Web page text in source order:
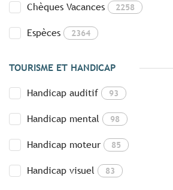
Chèques Vacances 2258
Espèces 2364
TOURISME ET HANDICAP
Handicap auditif 93
Handicap mental 98
Handicap moteur 85
Handicap visuel 83